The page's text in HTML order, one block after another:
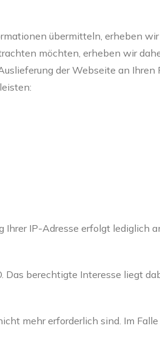
übermitteln, erheben
möchten, erheben wir
der Webseite an Ihren
IP-Adresse erfolgt lediglich
Das berechtigte Interesse liegt
mehr erforderlich sind. Im